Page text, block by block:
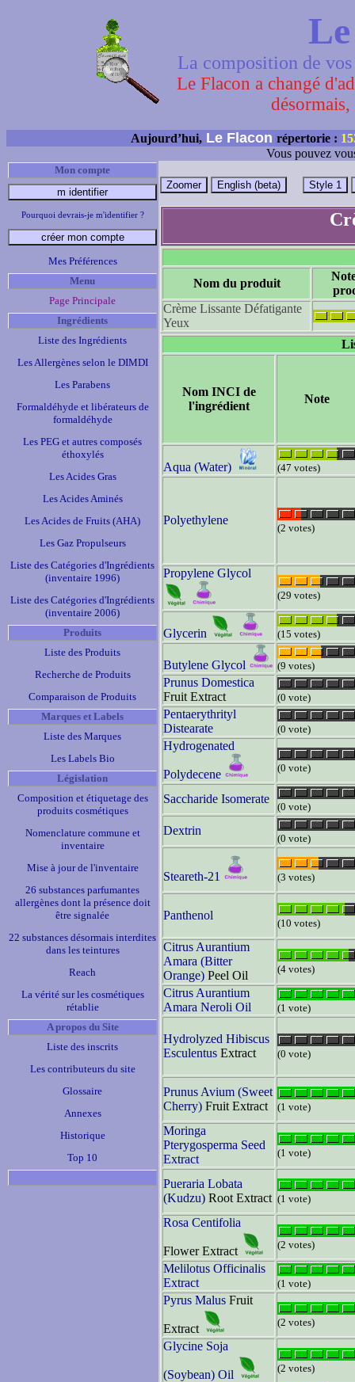
La composition de
Le Flacon a changé
Aujourd’hui, Le Flacon répertorie :
Vous pouvez
Mon compte
Pourquoi devrais-je m'identifier ?
Mes Préférences
Menu
Page Principale
Ingrédients
Liste des Ingrédients
Les Allergènes selon le DIMDI
Les Parabens
Formaldéhyde et libérateurs de
formaldéhyde
Les PEG et autres composés
éthoxylés
Les Acides Gras
Les Acides Aminés
Les Acides de Fruits (AHA)
Les Gaz Propulseurs
Liste des Catégories d'Ingrédients
(inventaire 1996)
Liste des Catégories d'Ingrédients
(inventaire 2006)
Produits
Liste des Produits
Recherche de Produits
Comparaison de Produits
Marques et Labels
Liste des Marques
Les Labels Bio
Législation
Composition et étiquetage des
produits cosmétiques
Nomenclature commune et
inventaire
Mise à jour de l'inventaire
26 substances parfumantes
allergènes dont la présence doit
être signalée
22 substances désormais interdites
dans les teintures
Reach
La vérité sur les cosmétiques
rétablie
A propos du Site
Liste des inscrits
Les contributeurs du site
Glossaire
Annexes
Historique
Top 10
Nom du produit
Crème Lissante Défatigante
Yeux
Nom INCI de
l'ingrédient
Note
Aqua (Water) (47 votes)
Polyethylene
(2 votes)
Propylene Glycol
(29 votes)
Glycerin (15 votes)
Butylene Glycol (9 votes)
Prunus Domestica
Fruit Extract
(0 vote)
Pentaerythrityl
Distearate
(0 vote)
Hydrogenated
Polydecene (0 vote)
Saccharide Isomerate
(0 vote)
Dextrin
(0 vote)
Steareth-21 (3 votes)
Panthenol
(10 votes)
Citrus Aurantium
Amara (Bitter
Orange) Peel Oil (4 votes)
Citrus Aurantium
Amara Neroli Oil
(1 vote)
Hydrolyzed Hibiscus
Esculentus Extract (0 vote)
Prunus Avium (Sweet
Cherry) Fruit Extract (1 vote)
Moringa
Pterygosperma Seed
Extract
(1 vote)
Pueraria Lobata
(Kudzu) Root Extract (1 vote)
Rosa Centifolia
Flower Extract (2 votes)
Melilotus Officinalis
Extract
(1 vote)
Pyrus Malus Fruit
Extract (2 votes)
Glycine Soja
(Soybean) Oil (2 votes)